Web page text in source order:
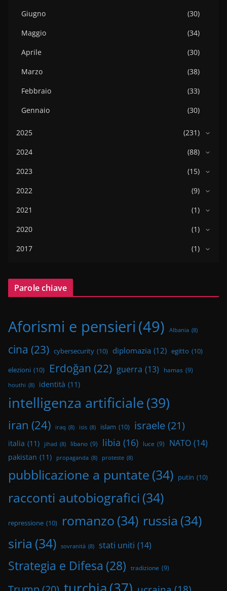
Giugno
(30)
Maggio
(34)
Aprile
(30)
Marzo
(38)
Febbraio
(33)
Gennaio
(30)
2025
(231)
2024
(88)
2023
(15)
2022
(9)
2021
(1)
2020
(1)
2017
(1)
Parole chiave
Aforismi e pensieri (49) Albania (8)
cina (23) cybersecurity (10) diplomazia (12) egitto (10)
elezioni (10) Erdoğan (22) guerra (13) hamas (9)
houthi (8) identità (11)
intelligenza artificiale(39)
iran (24) iraq (8) isis (8) islam (10) israele(21)
italia (11) jihad (8) libano (9) libia (16) luce (9) NATO (14)
pakistan (11) propaganda (8) proteste (8)
pubblicazione a puntate (34) putin (10)
racconti autobiografici (34)
repressione (10) romanzo (34) russia (34)
siria (34) sovranità (8) stati uniti (14)
Strategia e Difesa (28) tradizione (9)